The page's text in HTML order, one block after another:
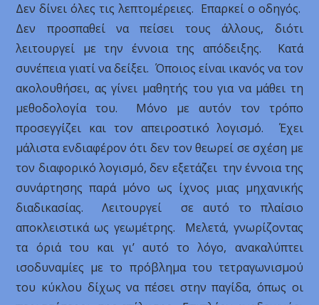
Δεν δίνει όλες τις λεπτομέρειες. Επαρκεί ο οδηγός.
Δεν προσπαθεί να πείσει τους άλλους, διότι
λειτουργεί με την έννοια της απόδειξης. Κατά
συνέπεια γιατί να δείξει. Όποιος είναι ικανός να τον
ακολουθήσει, ας γίνει μαθητής του για να μάθει τη
μεθοδολογία του. Μόνο με αυτόν τον τρόπο
προσεγγίζει και τον απειροστικό λογισμό. Έχει
μάλιστα ενδιαφέρον ότι δεν τον θεωρεί σε σχέση με
τον διαφορικό λογισμό, δεν εξετάζει την έννοια της
συνάρτησης παρά μόνο ως ίχνος μιας μηχανικής
διαδικασίας. Λειτουργεί σε αυτό το πλαίσιο
αποκλειστικά ως γεωμέτρης. Μελετά, γνωρίζοντας
τα όριά του και γι’ αυτό το λόγο, ανακαλύπτει
ισοδυναμίες με το πρόβλημα του τετραγωνισμού
του κύκλου δίχως να πέσει στην παγίδα, όπως οι